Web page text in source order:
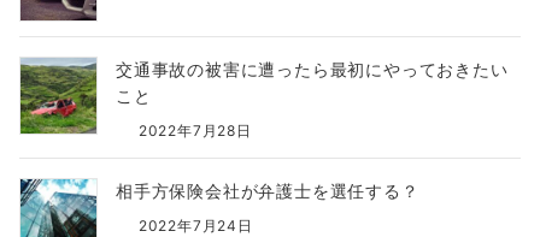
交通事故の被害に遭ったら最初にやっておきたい
こと
2022年7月28日
相手方保険会社が弁護士を選任する？
2022年7月24日